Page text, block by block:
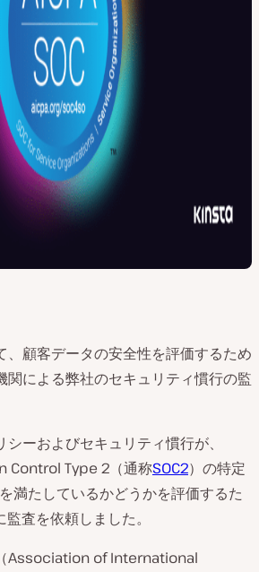
、顧客データの安全性を評価するため
関による弊社のセキュリティ慣行の監
ーおよびセキュリティ慣行が、
Control Type 2（通称SOC2）の特定
満たしているかどうかを評価するた
査を依頼しました。
（Association of International